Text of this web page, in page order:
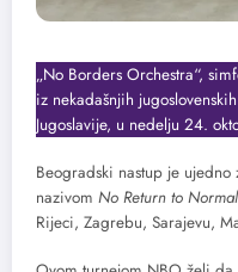
„No Borders Orchestra“,
iz nekadašnjih
Jugoslavije, u nedelju 24.
Beogradski nastup je
nazivom No Return to
Rijeci, Zagrebu, Sarajevu,